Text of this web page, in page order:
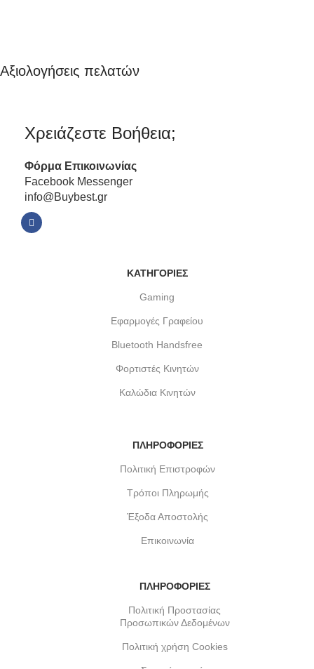
Αξιολογήσεις πελατών
Χρειάζεστε Βοήθεια;
Φόρμα Επικοινωνίας
Facebook Messenger
info@Buybest.gr
ΚΑΤΗΓΟΡΙΕΣ
Gaming
Εφαρμογές Γραφείου
Bluetooth Handsfree
Φορτιστές Κινητών
Καλώδια Κινητών
ΠΛΗΡΟΦΟΡΙΕΣ
Πολιτική Επιστροφών
Τρόποι Πληρωμής
Έξοδα Αποστολής
Επικοινωνία
ΠΛΗΡΟΦΟΡΙΕΣ
Πολιτική Προστασίας
Προσωπικών Δεδομένων
Πολιτική χρήση Cookies